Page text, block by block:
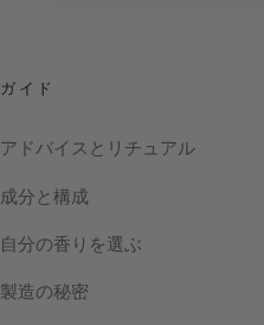
ガイド
アドバイスとリチュアル
成分と構成
自分の香りを選ぶ
製造の秘密